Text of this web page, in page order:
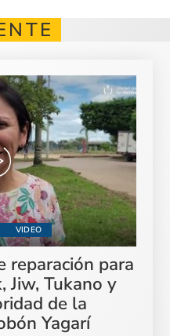
VIDEO
reparación para
Jiw, Tukano y
de la
Yagarí